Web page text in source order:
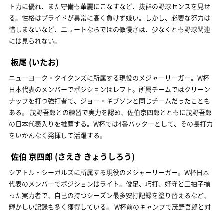
ト力に優れ、また守備も華麗にこなすなど、抜群の野球センスを見せ
る。性格はプライドが異常に高く負けず嫌い。しかし、必要な努力は
惜しまないなど、エリートならではの傲慢さは、少なくとも野球関連
には見られない。
板尾 (いたお)
ニューヨーク・タイタンズに所属する現役のメジャーリーガー。W杯
日本代表のメンバーでポジションはレフト。所属チームではクリーン
ナップを打つ強打者で、ジョー・ギブソンと同じチームだったことも
ある。 茂野吾郎との練習で実力を認め、佐伯京四郎とともに茂野吾郎
の日本代表入りを推薦する。W杯では4番バッターとして、その長打力
をいかんなく発揮して活躍する。
佐伯 京四郎 (さえき きょうしろう)
シアトル・シーガルズに所属する現役のメジャーリーガー。W杯日本
代表のメンバーでポジションはライト。俊足、巧打、好守と三拍子揃
った実力者で、自己の持つシーズン最多安打記録を塗り替えるなど、
輝かしい記録も多く獲得している。 W杯前のキャンプで茂野吾郎と対